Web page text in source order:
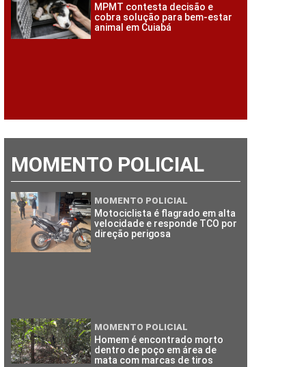
MPMT contesta decisão e
cobra solução para bem-estar
animal em Cuiabá
MOMENTO POLICIAL
MOMENTO POLICIAL
Motociclista é flagrado em alta
velocidade e responde TCO por
direção perigosa
MOMENTO POLICIAL
Homem é encontrado morto
dentro de poço em área de
mata com marcas de tiros